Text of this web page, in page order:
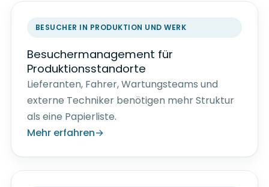
BESUCHER IN PRODUKTION UND WERK
Besuchermanagement für
Produktionsstandorte
Lieferanten, Fahrer, Wartungsteams und
externe Techniker benötigen mehr Struktur
als eine Papierliste.
Mehr erfahren